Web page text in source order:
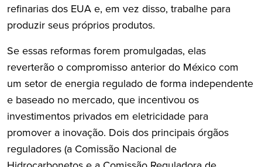
refinarias dos EUA e, em vez disso, trabalhe para
produzir seus próprios produtos.
Se essas reformas forem promulgadas, elas
reverterão o compromisso anterior do México com
um setor de energia regulado de forma independente
e baseado no mercado, que incentivou os
investimentos privados em eletricidade para
promover a inovação. Dois dos principais órgãos
reguladores (a Comissão Nacional de